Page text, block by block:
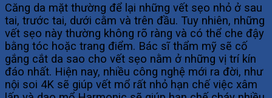
Căng da mặt thường để lại những vết sẹo nhỏ ở sau
tai, trước tai, dưới cằm và trên đầu. Tuy nhiên, những
vết sẹo này thường không rõ ràng và có thể che đậy
bằng tóc hoặc trang điểm. Bác sĩ thẩm mỹ sẽ cố
gắng cắt da sao cho vết sẹo nằm ở những vị trí kín
đáo nhất. Hiện nay, nhiều công nghệ mới ra đời, như
nội soi 4K sẽ giúp vết mổ rất nhỏ hạn chế việc xâm